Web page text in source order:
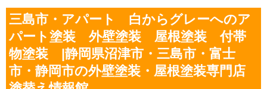
三島市・アパート 白からグレーへのア
パート塗装 外壁塗装 屋根塗装 付帯
物塗装 |静岡県沼津市・三島市・富士
市・静岡市の外壁塗装・屋根塗装専門店